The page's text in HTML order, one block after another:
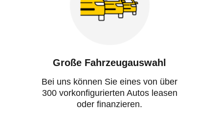
Große Fahrzeugauswahl
Bei uns können Sie eines von über
300 vorkonfigurierten Autos leasen
oder finanzieren.